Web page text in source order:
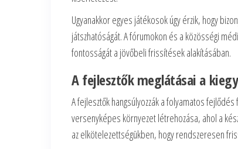
Ugyanakkor egyes játékosok úgy érzik, hogy
játszhatóságát. A fórumokon és a közösségi
fontosságát a jövőbeli frissítések alakításában.
A fejlesztők meglátásai a
A fejlesztők hangsúlyozzák a folyamatos fejlődés
versenyképes környezet létrehozása, ahol a
az elkötelezettségükben, hogy rendszeresen